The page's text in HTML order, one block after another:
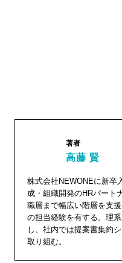
高藤 賢"
width="1
04"
height="
著者
高藤 賢
株式会社NEWONEに新卒
成・組織開発のHRパート
職層まで幅広い階層を支
の担当経験を有する。理
し、社内では提案書集約
取り組む。